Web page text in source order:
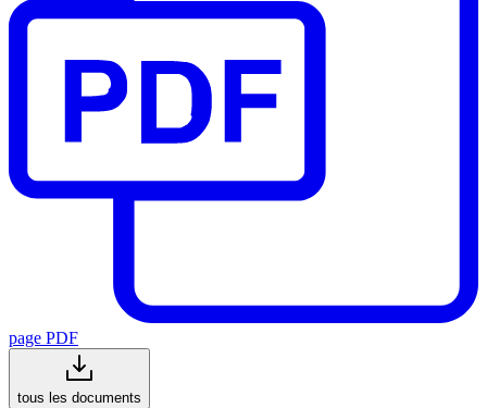
page PDF
tous les documents